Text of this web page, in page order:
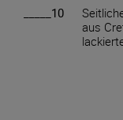
_____10
aus